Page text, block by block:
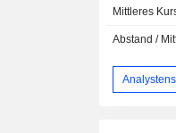
Mittleres
Abstand /